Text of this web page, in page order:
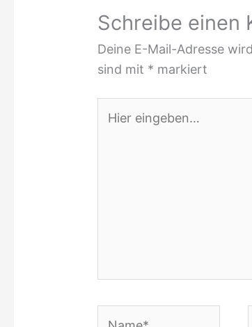
Schreibe einen
Deine E-Mail-Adresse
sind mit * markiert
eingeben…